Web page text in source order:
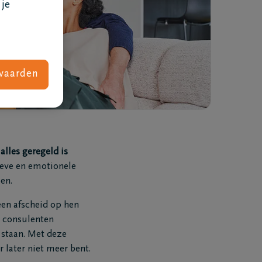
geregeld is
en emotionele
afscheid op hen
Met deze
later niet meer bent.
je